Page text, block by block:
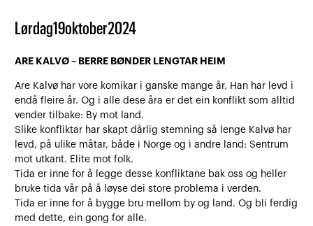
Lørdag19oktober2024
ARE KALVØ – BERRE BØNDER LENGTAR HEIM
Are Kalvø har vore komikar i ganske mange år. Han har levd i
endå fleire år. Og i alle dese åra er det ein konflikt som alltid
vender tilbake: By mot land.
Slike konfliktar har skapt dårlig stemning så lenge Kalvø har
levd, på ulike måtar, både i Norge og i andre land: Sentrum
mot utkant. Elite mot folk.
Tida er inne for å legge desse konfliktane bak oss og heller
bruke tida vår på å løyse dei store problema i verden.
Tida er inne for å bygge bru mellom by og land. Og bli ferdig
med dette, ein gong for alle.